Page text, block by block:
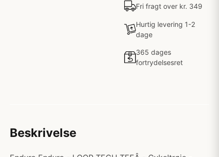
Fri fragt over kr. 349
Hurtig levering 1-2
dage
365 dages
fortrydelsesret
Beskrivelse